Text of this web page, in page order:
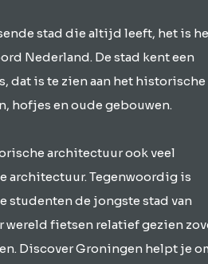
stad die altijd leeft, het is
Nederland. De stad kent een
dat is te zien aan het historische
hofjes en oude gebouwen.
architectuur ook veel
architectuur. Tegenwoordig is
studenten de jongste stad van
wereld fietsen relatief gezien
Discover Groningen helpt je